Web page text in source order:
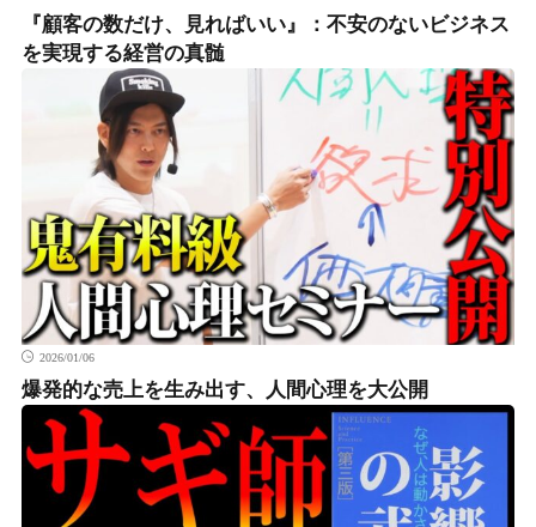
『顧客の数だけ、見ればいい』：不安のないビジネス
を実現する経営の真髄
2026/01/06
爆発的な売上を生み出す、人間心理を大公開